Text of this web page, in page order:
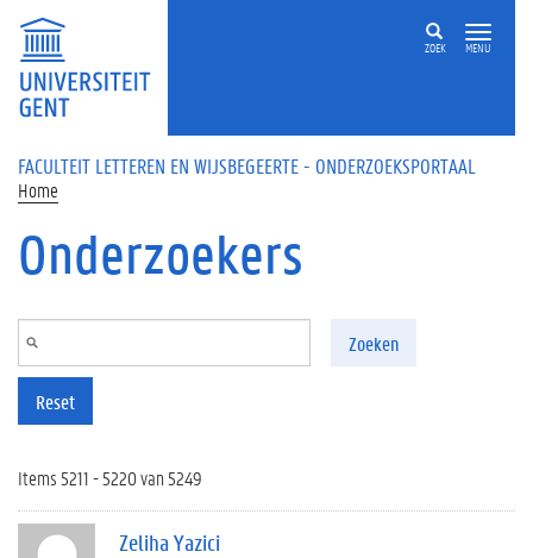
Overslaan en naar de inhoud gaan
ZOEK MENU
FACULTEIT LETTEREN EN WIJSBEGEERTE - ONDERZOEKSPORTAAL
Home
Onderzoekers
Zoeken
Reset
Items 5211 - 5220 van 5249
Zeliha Yazici